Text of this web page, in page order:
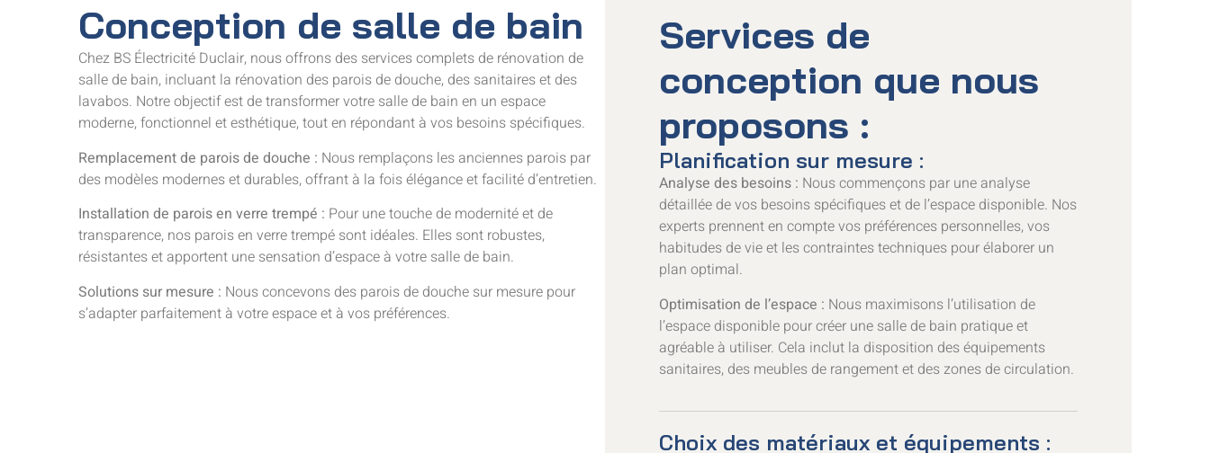
Conception de salle de bain
Chez BS Électricité Duclair, nous offrons des services complets de rénovation de
salle de bain, incluant la rénovation des parois de douche, des sanitaires et des
lavabos. Notre objectif est de transformer votre salle de bain en un espace
moderne, fonctionnel et esthétique, tout en répondant à vos besoins spécifiques.
Remplacement de parois de douche : Nous remplaçons les anciennes parois par
des modèles modernes et durables, offrant à la fois élégance et facilité d’entretien.
Installation de parois en verre trempé : Pour une touche de modernité et de
transparence, nos parois en verre trempé sont idéales. Elles sont robustes,
résistantes et apportent une sensation d’espace à votre salle de bain.
Solutions sur mesure : Nous concevons des parois de douche sur mesure pour
s’adapter parfaitement à votre espace et à vos préférences.
Services de
conception que nous
proposons :
Planification sur mesure :
Analyse des besoins : Nous commençons par une analyse
détaillée de vos besoins spécifiques et de l’espace disponible. Nos
experts prennent en compte vos préférences personnelles, vos
habitudes de vie et les contraintes techniques pour élaborer un
plan optimal.
Optimisation de l’espace : Nous maximisons l’utilisation de
l’espace disponible pour créer une salle de bain pratique et
agréable à utiliser. Cela inclut la disposition des équipements
sanitaires, des meubles de rangement et des zones de circulation.
Choix des matériaux et équipements :